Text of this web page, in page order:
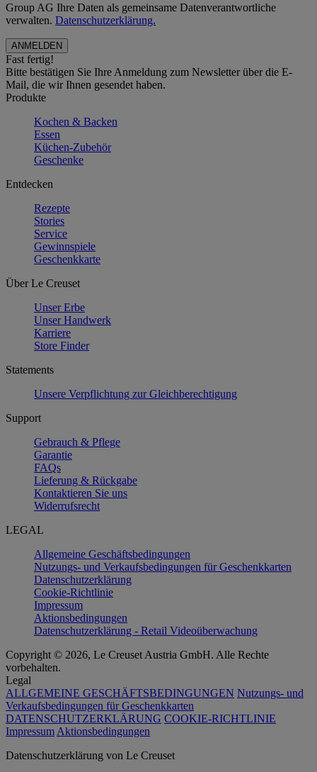
Group AG Ihre Daten als gemeinsame Datenverantwortliche
verwalten. Datenschutzerklärung.
Fast fertig!
Bitte bestätigen Sie Ihre Anmeldung zum Newsletter über die E-
Mail, die wir Ihnen gesendet haben.
Produkte
Kochen & Backen
Essen
Küchen-Zubehör
Geschenke
Entdecken
Rezepte
Stories
Service
Gewinnspiele
Geschenkkarte
Über Le Creuset
Unser Erbe
Unser Handwerk
Karriere
Store Finder
Statements
Unsere Verpflichtung zur Gleichberechtigung
Support
Gebrauch & Pflege
Garantie
FAQs
Lieferung & Rückgabe
Kontaktieren Sie uns
Widerrufsrecht
LEGAL
Allgemeine Geschäftsbedingungen
Nutzungs- und Verkaufsbedingungen für Geschenkkarten
Datenschutzerklärung
Cookie-Richtlinie
Impressum
Aktionsbedingungen
Datenschutzerklärung - Retail Videoüberwachung
Copyright © 2026, Le Creuset Austria GmbH. Alle Rechte
vorbehalten.
Legal
ALLGEMEINE GESCHÄFTSBEDINGUNGEN Nutzungs- und
Verkaufsbedingungen für Geschenkkarten
DATENSCHUTZERKLÄRUNG COOKIE-RICHTLINIE
Impressum Aktionsbedingungen
Datenschutz­erklärung von Le Creuset